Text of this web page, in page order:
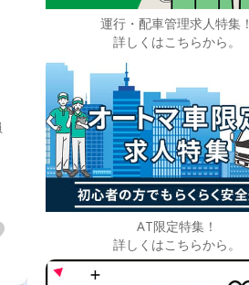
運行・配車管理求人特集！
詳しくはこちらから。
AT限定特集！
詳しくはこちらから。